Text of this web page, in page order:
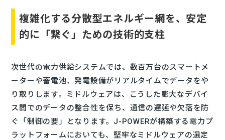
複雑化する分散型エネルギー網を、安定
的に「繋ぐ」ための技術的支柱
次世代の電力供給システムでは、数百万台のスマートメ
ーターや蓄電池、発電設備がリアルタイムでデータをや
り取りします。ミドルウェアは、こうした膨大なデバイ
ス間でのデータの整合性を保ち、通信の遅延や欠落を防
ぐ「制御の要」となります。J-POWERが構築する電力プ
ラットフォームにおいても、堅牢なミドルウェアの選定